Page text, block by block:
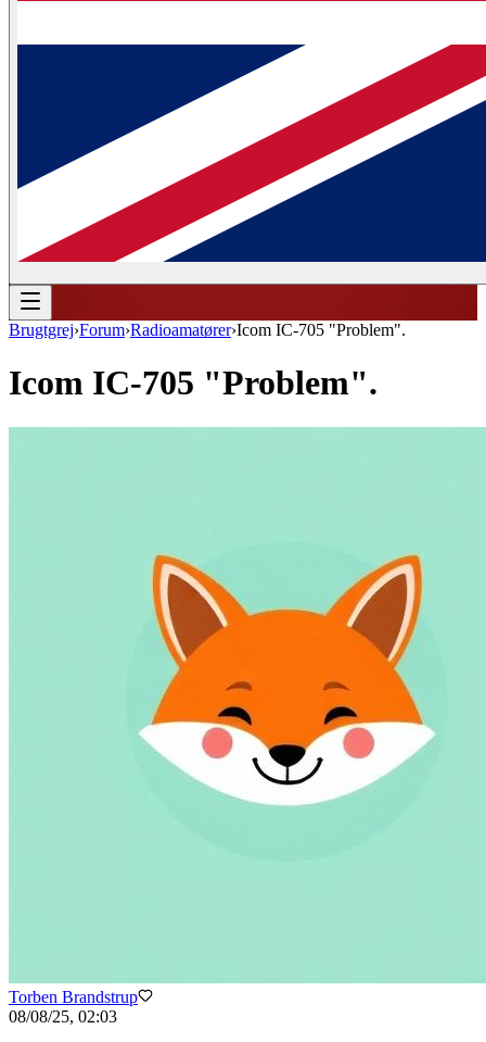
Brugtgrej›Forum›Radioamatører›Icom IC-705 "Problem".
Icom IC-705 "Problem".
Torben Brandstrup
08/08/25, 02:03